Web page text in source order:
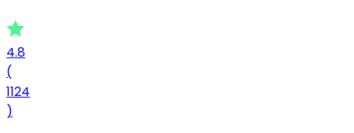
4.8
(
1124
)